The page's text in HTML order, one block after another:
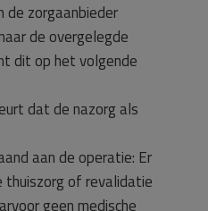
de zorgaanbieder
de overgelegde
dit op het volgende
dat de nazorg als
aan de operatie: Er
thuiszorg of revalidatie
geen medische